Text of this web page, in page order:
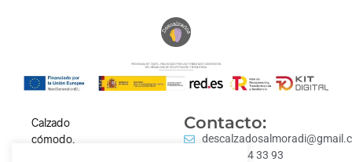
Calzado
cómodo,
Contacto:
Tel: 693 84 33 93